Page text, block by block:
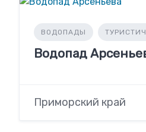
ВОДОПАДЫ
Водопад
Приморский край